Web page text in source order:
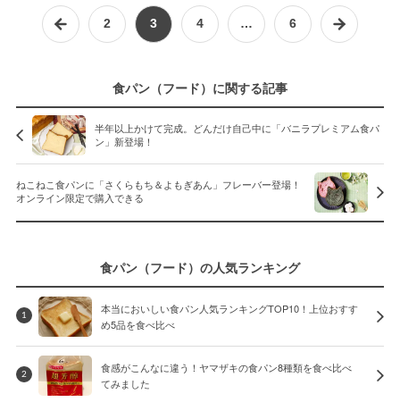
2 3 4 … 6
食パン（フード）に関する記事
半年以上かけて完成。どんだけ自己中に「バニラプレミアム食パ
ン」新登場！
ねこねこ食パンに「さくらもち＆よもぎあん」フレーバー登場！
オンライン限定で購入できる
食パン（フード）の人気ランキング
1
本当においしい食パン人気ランキングTOP10！上位おすす
め5品を食べ比べ
2
食感がこんなに違う！ヤマザキの食パン8種類を食べ比べ
てみました